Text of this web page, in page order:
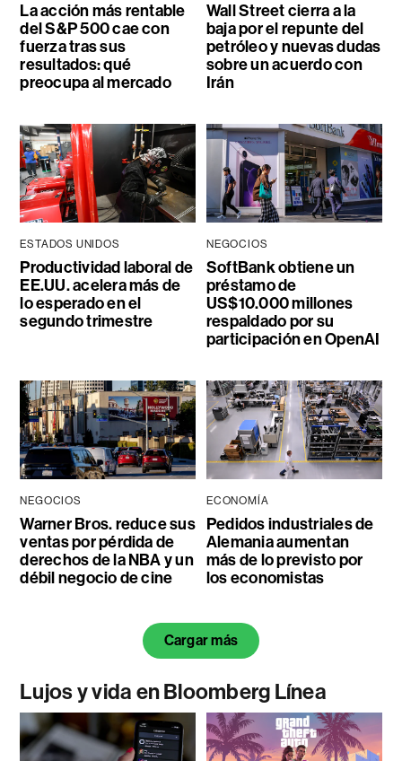
La acción más rentable
del S&P 500 cae con
fuerza tras sus
resultados: qué
preocupa al mercado
Wall Street cierra a la
baja por el repunte del
petróleo y nuevas dudas
sobre un acuerdo con
Irán
ESTADOS UNIDOS
Productividad laboral de
EE.UU. acelera más de
lo esperado en el
segundo trimestre
NEGOCIOS
SoftBank obtiene un
préstamo de
US$10.000 millones
respaldado por su
participación en OpenAI
NEGOCIOS
Warner Bros. reduce sus
ventas por pérdida de
derechos de la NBA y un
débil negocio de cine
ECONOMÍA
Pedidos industriales de
Alemania aumentan
más de lo previsto por
los economistas
Cargar más
Lujos y vida en Bloomberg Línea